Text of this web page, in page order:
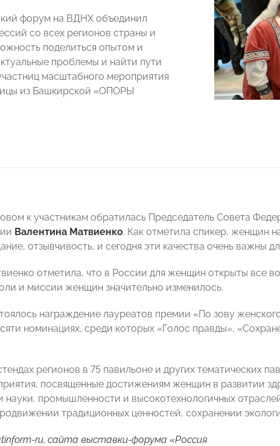
форум на ВДНХ объединил
со всех регионов страны и
поделиться опытом и
проблемы и найти пути
масштабного мероприятия
из Башкирской «ОПОРЫ
к участникам обратилась Председатель Совета
Валентина Матвиенко. Как отметила спикер, женщин
отзывчивость, и сегодня эти качества очень важны
отметила, что в России для женщин открыты все
и миссии женщин значительно изменилось.
награждение лауреатов премии «По зову
номинациях, среди которых «Голос правды»,
регионов в 75 павильоне и других тематических
посвященные достижениям женщин в развитии
науки, промышленности и высокотехнологичных
традиционных ценностей, сохранении
ru, сайта выставки-форума «Россия